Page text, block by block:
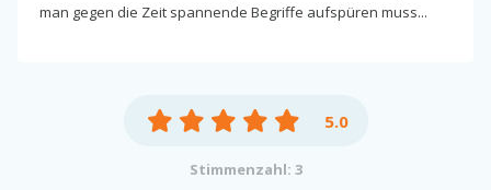
man gegen die Zeit spannende Begriffe aufspüren muss...
5.0
Stimmenzahl: 3